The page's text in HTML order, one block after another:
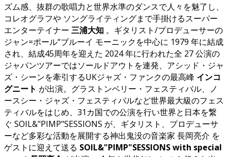
ズム感、抜群の歌唱力と世界水準のダンスで人々を魅了し、
コレオグラフや ソングライティングまで手掛けるスーパー
エンターテイナー 三浦大知 。ギタリスト/プロデューサーの
ジャン=ポール“ブルーイ モーニックを中心に 1979 年に結成
され、結成45周年を迎えた 2024 年に行われた全 27 公演の
ジャパンツアーではソールドアウトを連発、アシッド・ジャ
ズ・シーンを牽引するUKジャズ・ファンクの最高峰 インコ
グニート が出演。グラストンベリー・フェスティバル、ノ
ースシー・ジャズ・フェスティバルなど世界最大級のフェス
ティバルをはじめ、31カ国での公演を行い世界と日本を繋
ぐ SOIL&"PIMP"SESSIONS が、ギタリスト、プロデューサ
ーなど多彩な活動を展開する神出鬼没の音楽家 長岡亮介 を
ゲストに迎えて送る SOIL&"PIMP"SESSIONS with special